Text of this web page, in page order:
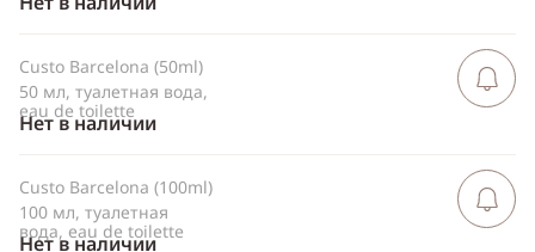
Custo Barcelona (50ml)
50 мл, туалетная вода,
eau de toilette
Нет в наличии
Сообщить
Custo Barcelona (100ml)
100 мл, туалетная
вода, eau de toilette
Нет в наличии
Сообщить